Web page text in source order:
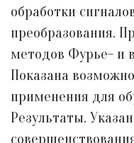
обработки
преобразования.
методов Фурье- и
Показана
применения для
Результаты.